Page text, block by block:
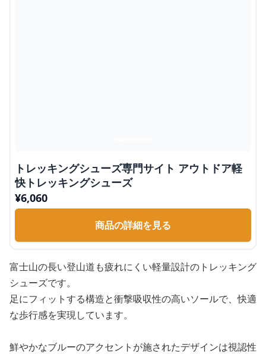
トレッキングシューズ専門サイト アウトドア軽
快トレッキングシューズ
¥6,060
商品の詳細を見る
富士山の長い登山道も疲れにくい軽量設計のトレッキング
シューズです。
足にフィットする構造と衝撃吸収性の高いソールで、快適
な歩行感を実現しています。
鮮やかなブルーのアクセントが施されたデザインは視認性